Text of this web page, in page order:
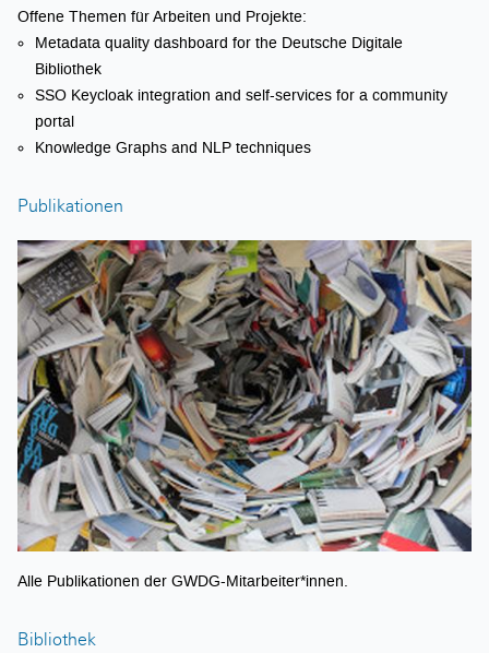
Offene Themen für Arbeiten und Projekte:
Metadata quality dashboard for the Deutsche Digitale
Bibliothek
SSO Keycloak integration and self-services for a community
portal
Knowledge Graphs and NLP techniques
Publikationen
Alle Publikationen der GWDG-Mitarbeiter*innen.
Bibliothek